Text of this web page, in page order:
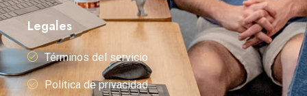
Legales
Términos del servicio
Política de privacidad